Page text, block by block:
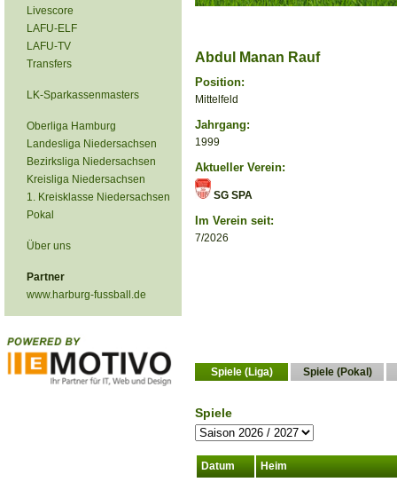
Livescore
LAFU-ELF
LAFU-TV
Transfers
LK-Sparkassenmasters
Oberliga Hamburg
Landesliga Niedersachsen
Bezirksliga Niedersachsen
Kreisliga Niedersachsen
1. Kreisklasse Niedersachsen
Pokal
Über uns
Partner
www.harburg-fussball.de
Abdul Manan Rauf
Position:
Mittelfeld
Jahrgang:
1999
Aktueller Verein:
SG SPA
Im Verein seit:
7/2026
Spiele (Liga) Spiele (Pokal)
Spiele
Datum Heim